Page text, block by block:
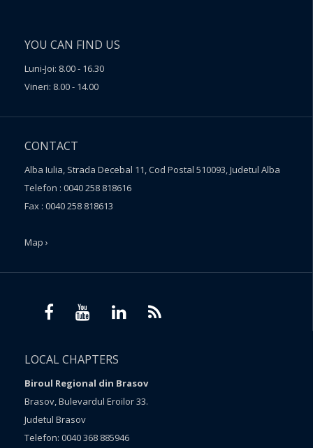
YOU CAN FIND US
Luni-Joi: 8.00 - 16.30
Vineri: 8.00 - 14.00
CONTACT
Alba Iulia, Strada Decebal 11, Cod Postal 510093, Judetul Alba
Telefon : 0040 258 818616
Fax : 0040 258 818613
Map ›
LOCAL CHAPTERS
Biroul Regional din Brasov
Brasov, Bulevardul Eroilor 33.
Judetul Brasov
Telefon: 0040 368 885946